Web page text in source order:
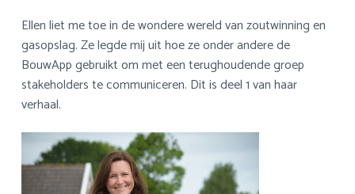
Ellen liet me toe in de wondere wereld van zoutwinning en
gasopslag. Ze legde mij uit hoe ze onder andere de
BouwApp gebruikt om met een terughoudende groep
stakeholders te communiceren. Dit is deel 1 van haar
verhaal.